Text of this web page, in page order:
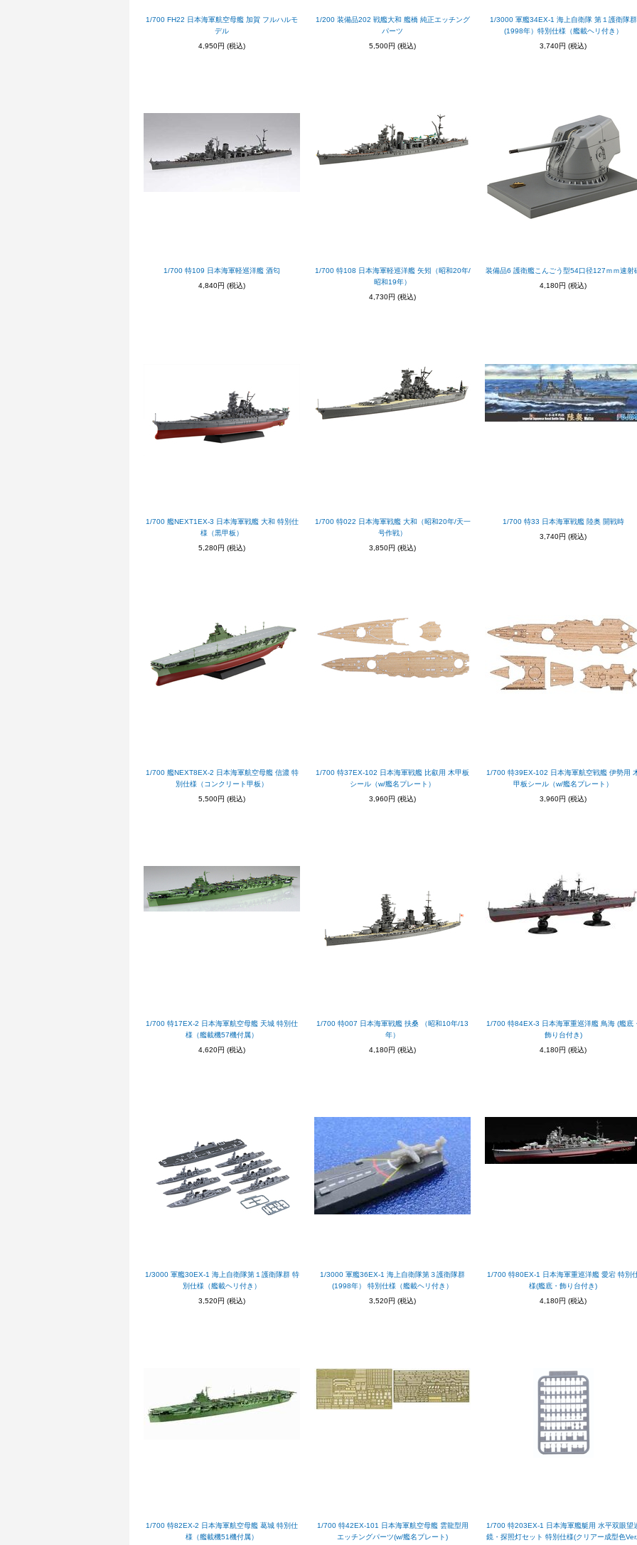
1/700 FH22 日本海軍航空母艦 加賀 フルハルモ
デル
4,950円 (税込)
1/200 装備品202 戦艦大和 艦橋 純正エッチング
パーツ
5,500円 (税込)
1/3000 軍艦34EX-1 海上自衛隊 第１護衛隊群
(1998年）特別仕様（艦載ヘリ付き）
3,740円 (税込)
1/700 特109 日本海軍軽巡洋艦 酒匂
4,840円 (税込)
1/700 特108 日本海軍軽巡洋艦 矢矧（昭和20年/
昭和19年）
4,730円 (税込)
装備品6 護衛艦こんごう型54口径127ｍｍ速射
4,180円 (税込)
1/700 艦NEXT1EX-3 日本海軍戦艦 大和 特別仕
様（黒甲板）
5,280円 (税込)
1/700 特022 日本海軍戦艦 大和（昭和20年/天一
号作戦）
3,850円 (税込)
1/700 特33 日本海軍戦艦 陸奥 開戦時
3,740円 (税込)
1/700 艦NEXT8EX-2 日本海軍航空母艦 信濃 特
別仕様（コンクリート甲板）
5,500円 (税込)
1/700 特37EX-102 日本海軍戦艦 比叡用 木甲板
シール（w/艦名プレート）
3,960円 (税込)
1/700 特39EX-102 日本海軍航空戦艦 伊勢用
甲板シール（w/艦名プレート）
3,960円 (税込)
1/700 特17EX-2 日本海軍航空母艦 天城 特別仕
様（艦載機57機付属）
4,620円 (税込)
1/700 特007 日本海軍戦艦 扶桑 （昭和10年/13
年）
4,180円 (税込)
1/700 特84EX-3 日本海軍重巡洋艦 鳥海 (艦底
飾り台付き)
4,180円 (税込)
1/3000 軍艦30EX-1 海上自衛隊第１護衛隊群 特
別仕様（艦載ヘリ付き）
3,520円 (税込)
1/3000 軍艦36EX-1 海上自衛隊第３護衛隊群
(1998年） 特別仕様（艦載ヘリ付き）
3,520円 (税込)
1/700 特80EX-1 日本海軍重巡洋艦 愛宕 特別
様(艦底・飾り台付き)
4,180円 (税込)
1/700 特82EX-2 日本海軍航空母艦 葛城 特別仕
様（艦載機51機付属）
1/700 特42EX-101 日本海軍航空母艦 雲龍型用
エッチングパーツ(w/艦名プレート)
1/700 特203EX-1 日本海軍艦艇用 水平双眼望
鏡・探照灯セット 特別仕様(クリアー成型色